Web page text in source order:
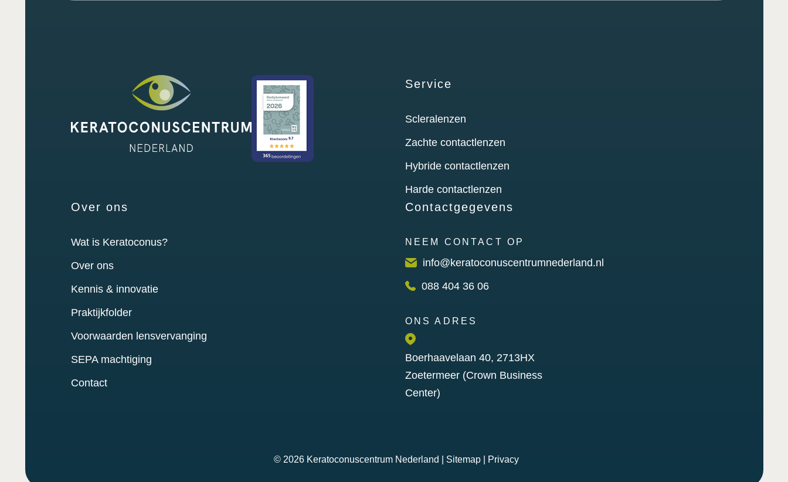
Service
Scleralenzen
Zachte contactlenzen
Hybride contactlenzen
Harde contactlenzen
Over ons
Wat is Keratoconus?
Over ons
Kennis & innovatie
Praktijkfolder
Voorwaarden lensvervanging
SEPA machtiging
Contact
Contactgegevens
NEEM CONTACT OP
info@keratoconuscentrumnederland.nl
088 404 36 06
ONS ADRES
Boerhaavelaan 40, 2713HX
Zoetermeer (Crown Business
Center)
© 2026 Keratoconuscentrum Nederland Sitemap| Privacy